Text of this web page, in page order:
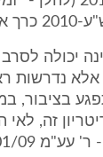
440).
יכולה
אלא נדרשות
בציבור,
זה, לאי
מדינת ישראל נ' תמימי).